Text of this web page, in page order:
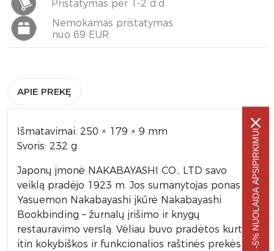
Pristatymas per 1-2 d.d.
Nemokamas pristatymas
nuo 69 EUR
APIE PREKĘ
Išmatavimai: 250 × 179 × 9 mm
Svoris: 232 g
Japonų įmonė NAKABAYASHI CO., LTD savo
veiklą pradėjo 1923 m. Jos sumanytojas ponas
Yasuemon Nakabayashi įkūrė Nakabayashi
Bookbinding – žurnalų įrišimo ir knygų
restauravimo verslą. Vėliau buvo pradėtos kurti
itin kokybiškos ir funkcionalios raštinės prekės
-5% NUOLAIDA APSIPIRKIMUI